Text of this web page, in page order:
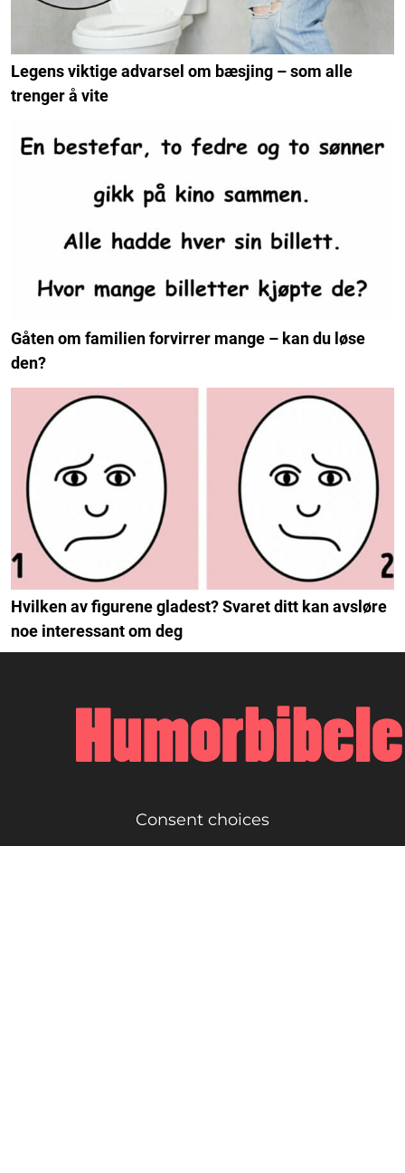
Legens viktige advarsel om bæsjing – som alle
trenger å vite
Gåten om familien forvirrer mange – kan du løse
den?
Hvilken av figurene gladest? Svaret ditt kan avsløre
noe interessant om deg
Consent choices